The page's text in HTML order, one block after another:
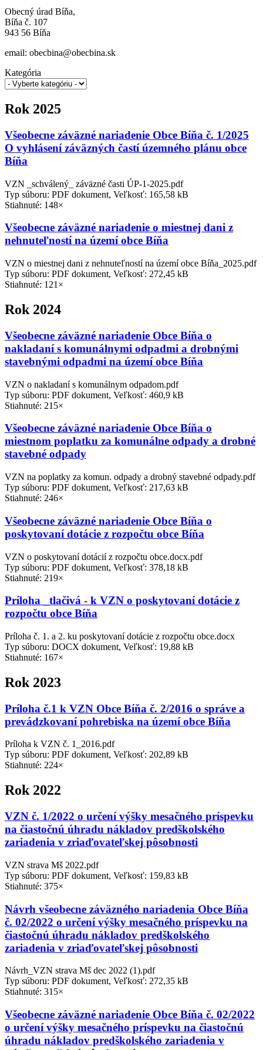
Obecný úrad Bíňa,
Bíňa č. 107
943 56 Bíňa
email: obecbina@obecbina.sk
Kategória
Rok 2025
Všeobecne záväzné nariadenie Obce Bíňa č. 1/2025
O vyhlásení záväzných častí územného plánu obce
Bíňa
VZN _schválený_ záväzné časti ÚP-1-2025.pdf
Typ súboru: PDF dokument, Veľkosť: 165,58 kB
Stiahnuté: 148×
Všeobecne záväzné nariadenie o miestnej dani z
nehnuteľností na území obce Bíňa
VZN o miestnej dani z nehnuteľností na území obce Bíňa_2025.pdf
Typ súboru: PDF dokument, Veľkosť: 272,45 kB
Stiahnuté: 121×
Rok 2024
Všeobecne záväzné nariadenie Obce Bíňa o
nakladaní s komunálnymi odpadmi a drobnými
stavebnými odpadmi na území obce Bíňa
VZN o nakladaní s komunálnym odpadom.pdf
Typ súboru: PDF dokument, Veľkosť: 460,9 kB
Stiahnuté: 215×
Všeobecne záväzné nariadenie Obce Bíňa o
miestnom poplatku za komunálne odpady a drobné
stavebné odpady
VZN na poplatky za komun. odpady a drobný stavebné odpady.pdf
Typ súboru: PDF dokument, Veľkosť: 217,63 kB
Stiahnuté: 246×
Všeobecne záväzné nariadenie Obce Bíňa o
poskytovaní dotácie z rozpočtu obce Bíňa
VZN o poskytovaní dotácií z rozpočtu obce.docx.pdf
Typ súboru: PDF dokument, Veľkosť: 378,18 kB
Stiahnuté: 219×
Príloha _tlačivá - k VZN o poskytovaní dotácie z
rozpočtu obce Bíňa
Príloha č. 1. a 2. ku poskytovaní dotácie z rozpočtu obce.docx
Typ súboru: DOCX dokument, Veľkosť: 19,88 kB
Stiahnuté: 167×
Rok 2023
Príloha č.1 k VZN Obce Bíňa č. 2/2016 o správe a
prevádzkovaní pohrebiska na území obce Bíňa
Príloha k VZN č. 1_2016.pdf
Typ súboru: PDF dokument, Veľkosť: 202,89 kB
Stiahnuté: 224×
Rok 2022
VZN č. 1/2022 o určení výšky mesačného príspevku
na čiastočnú úhradu nákladov predškolského
zariadenia v zriaďovateľskej pôsobnosti
VZN strava Mš 2022.pdf
Typ súboru: PDF dokument, Veľkosť: 159,83 kB
Stiahnuté: 375×
Návrh všeobecne záväzného nariadenia Obce Bíňa
č. 02/2022 o určení výšky mesačného príspevku na
čiastočnú úhradu nákladov predškolského
zariadenia v zriaďovateľskej pôsobnosti
Návrh_VZN strava Mš dec 2022 (1).pdf
Typ súboru: PDF dokument, Veľkosť: 272,35 kB
Stiahnuté: 315×
Všeobecne záväzné nariadenie Obce Bíňa č. 02/2022
o určení výšky mesačného príspevku na čiastočnú
úhradu nákladov predškolského zariadenia v